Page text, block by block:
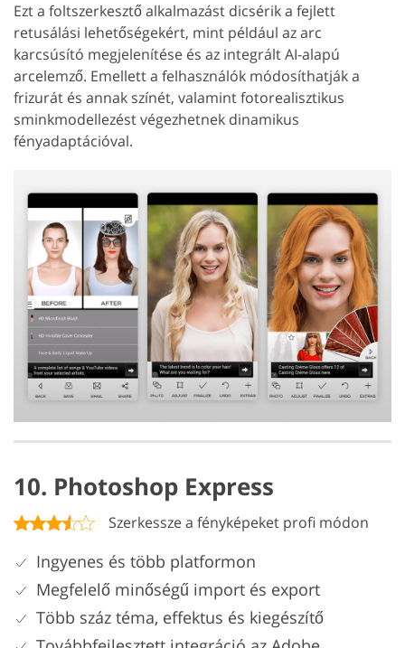
Ezt a foltszerkesztő alkalmazást dicsérik a fejlett
retusálási lehetőségekért, mint például az arc
karcsúsító megjelenítése és az integrált AI-alapú
arcelemző. Emellett a felhasználók módosíthatják a
frizurát és annak színét, valamint fotorealisztikus
sminkmodellezést végezhetnek dinamikus
fényadaptációval.
10. Photoshop Express
Szerkessze a fényképeket profi módon
Ingyenes és több platformon
Megfelelő minőségű import és export
Több száz téma, effektus és kiegészítő